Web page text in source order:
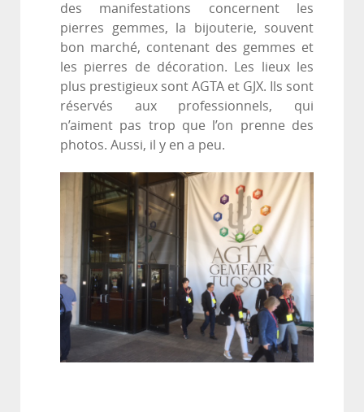
des manifestations concernent les
pierres gemmes, la bijouterie, souvent
bon marché, contenant des gemmes et
les pierres de décoration. Les lieux les
plus prestigieux sont AGTA et GJX. Ils sont
réservés aux professionnels, qui
n’aiment pas trop que l’on prenne des
photos. Aussi, il y en a peu.